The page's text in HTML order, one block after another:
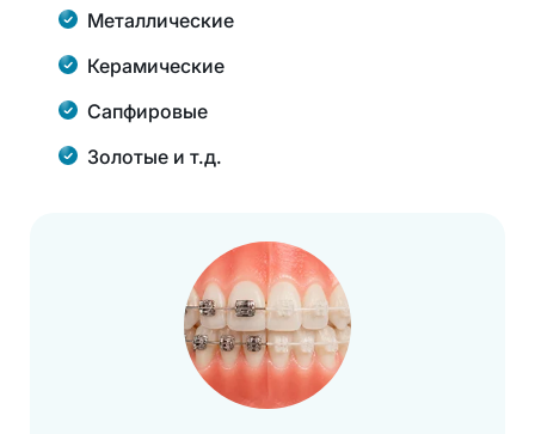
Металлические
Керамические
Сапфировые
Золотые и т.д.